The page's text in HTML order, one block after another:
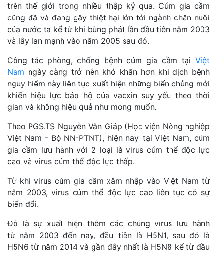
trên thế giới trong nhiều thập kỷ qua. Cúm gia cầm
cũng đã và đang gây thiệt hại lớn tới ngành chăn nuôi
của nước ta kể từ khi bùng phát lần đầu tiên năm 2003
và lây lan mạnh vào năm 2005 sau đó.
Công tác phòng, chống bệnh cúm gia cầm tại Việt
Nam ngày càng trở nên khó khăn hơn khi dịch bệnh
nguy hiểm này liên tục xuất hiện những biến chủng mới
khiến hiệu lực bảo hộ của vacxin suy yếu theo thời
gian và không hiệu quả như mong muốn.
Theo PGS.TS Nguyễn Văn Giáp (Học viện Nông nghiệp
Việt Nam – Bộ NN-PTNT), hiện nay, tại Việt Nam, cúm
gia cầm lưu hành với 2 loại là virus cúm thể độc lực
cao và virus cúm thể độc lực thấp.
Từ khi virus cúm gia cầm xâm nhập vào Việt Nam từ
năm 2003, virus cúm thể độc lực cao liên tục có sự
biến đổi.
Đó là sự xuất hiện thêm các chủng virus lưu hành
từ năm 2003 đến nay, đầu tiên là H5N1, sau đó là
H5N6 từ năm 2014 và gần đây nhất là H5N8 kể từ đầu